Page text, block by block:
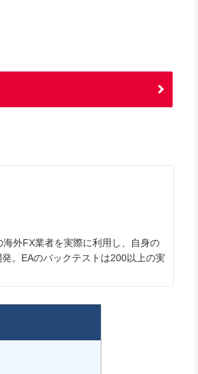
外FX業者を実際に利用し、自身の
。EAのバックテストは200以上の実